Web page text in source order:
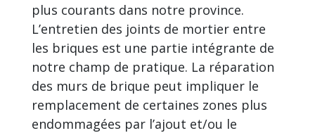
plus courants dans notre province.
L’entretien des joints de mortier entre
les briques est une partie intégrante de
notre champ de pratique. La réparation
des murs de brique peut impliquer le
remplacement de certaines zones plus
endommagées par l’ajout et/ou le